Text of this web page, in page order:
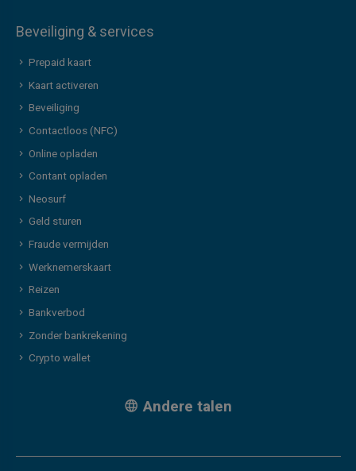
Beveiliging & services
Prepaid kaart
Kaart activeren
Beveiliging
Contactloos (NFC)
Online opladen
Contant opladen
Neosurf
Geld sturen
Fraude vermijden
Werknemerskaart
Reizen
Bankverbod
Zonder bankrekening
Crypto wallet
Andere talen